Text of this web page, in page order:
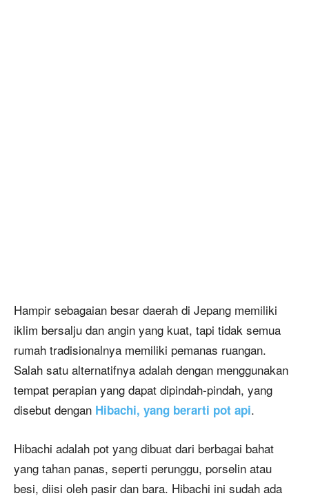
Hampir sebagaian besar daerah di Jepang memiliki
iklim bersalju dan angin yang kuat, tapi tidak semua
rumah tradisionalnya memiliki pemanas ruangan.
Salah satu alternatifnya adalah dengan menggunakan
tempat perapian yang dapat dipindah-pindah, yang
disebut dengan Hibachi, yang berarti pot api.
Hibachi adalah pot yang dibuat dari berbagai bahat
yang tahan panas, seperti perunggu, porselin atau
besi, diisi oleh pasir dan bara. Hibachi ini sudah ada